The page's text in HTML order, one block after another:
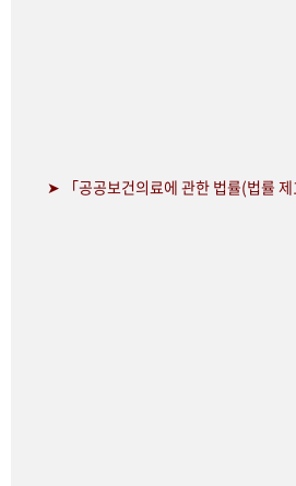
➤ 「공공보건의료에 관한 법률(법률